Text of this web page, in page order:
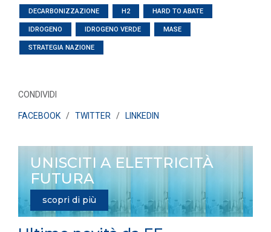
DECARBONIZZAZIONE H2 HARD TO ABATE
IDROGENO IDROGENO VERDE MASE
STRATEGIA NAZIONE
CONDIVIDI
FACEBOOK / TWITTER / LINKEDIN
UNISCITI A ELETTRICITÀ
FUTURA
scopri di più